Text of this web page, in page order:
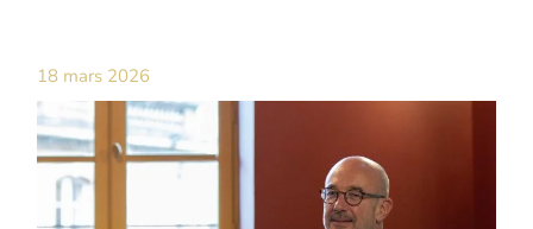
18 mars 2026